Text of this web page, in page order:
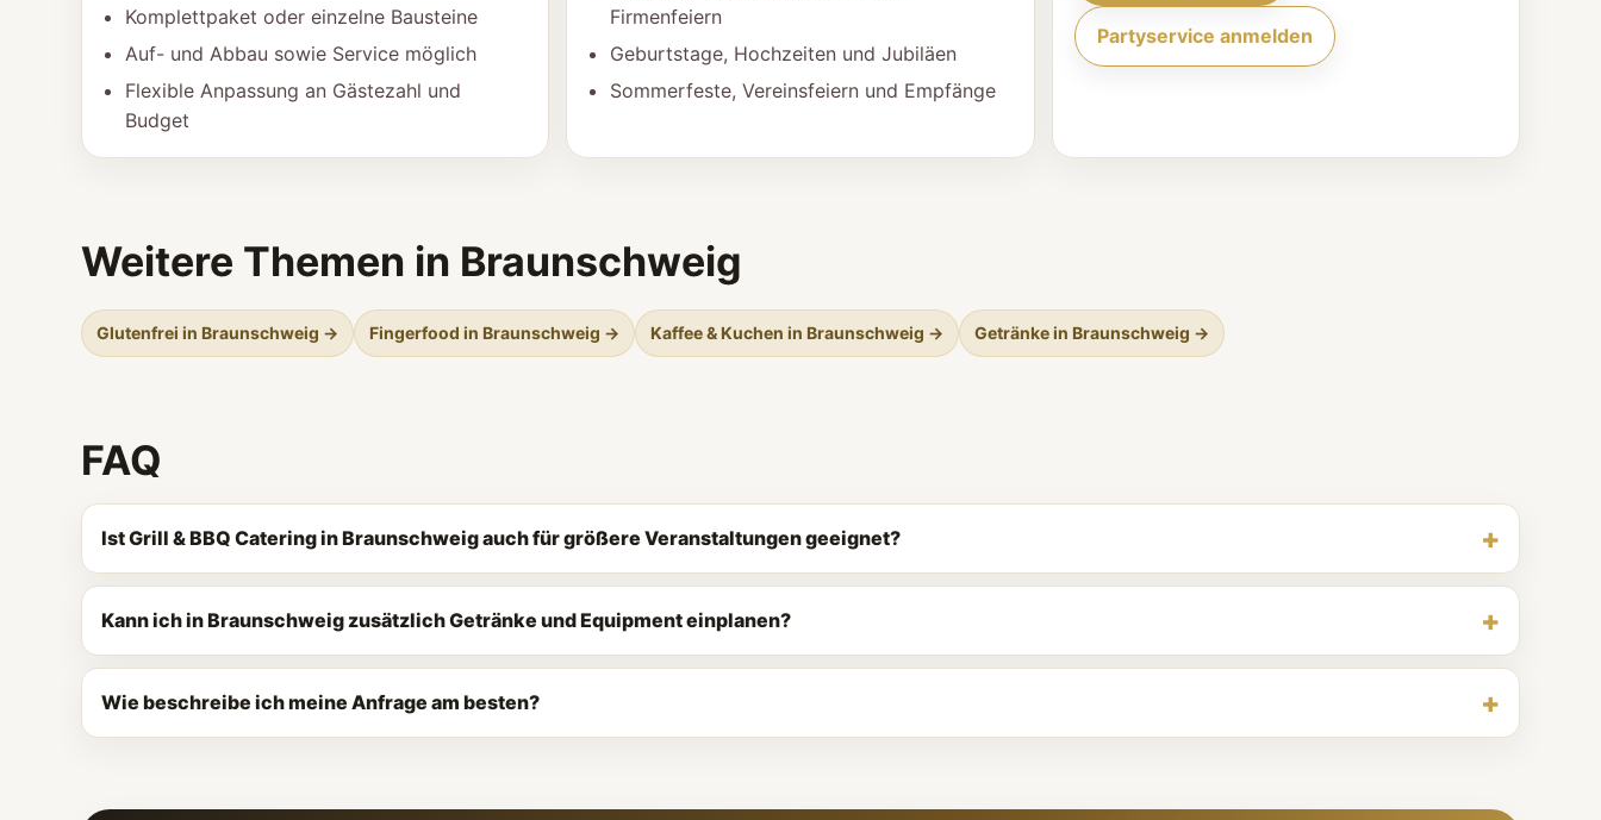
Komplettpaket oder einzelne Bausteine
Auf- und Abbau sowie Service möglich
Flexible Anpassung an Gästezahl und
Budget
Firmenfeiern
Geburtstage, Hochzeiten und Jubiläen
Sommerfeste, Vereinsfeiern und Empfänge
Partyservice anmelden
Weitere Themen in Braunschweig
Glutenfrei in Braunschweig → Fingerfood in Braunschweig → Kaffee & Kuchen in Braunschweig → Getränke in Braunschweig →
FAQ
Ist Grill & BBQ Catering in Braunschweig auch für größere Veranstaltungen geeignet?
Kann ich in Braunschweig zusätzlich Getränke und Equipment einplanen?
Wie beschreibe ich meine Anfrage am besten?